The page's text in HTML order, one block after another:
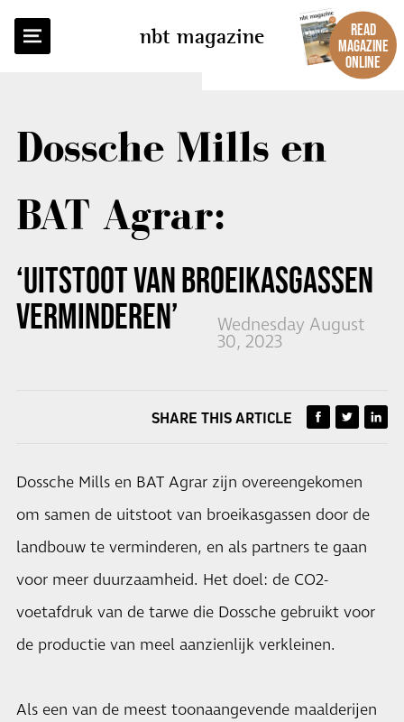
nbt magazine
READ
MAGAZINE
ONLINE
Dossche Mills en
BAT Agrar:
‘UITSTOOT VAN BROEIKASGASSEN
VERMINDEREN’
Wednesday August
30, 2023
BACK TO OVERVIEW
SHARE THIS ARTICLE
Dossche Mills en BAT Agrar zijn overeengekomen
om samen de uitstoot van broeikasgassen door de
landbouw te verminderen, en als partners te gaan
voor meer duurzaamheid. Het doel: de CO2-
voetafdruk van de tarwe die Dossche gebruikt voor
de productie van meel aanzienlijk verkleinen.
Als een van de meest toonaangevende maalderijen